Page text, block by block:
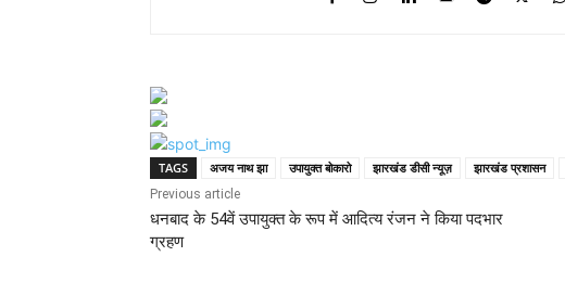
TAGS अजय नाथ झा उपायुक्त बोकारो झारखंड डीसी न्यूज़ झारखंड प्रशासन
Previous article
धनबाद के 54वें उपायुक्त के रूप में आदित्य रंजन ने किया पदभार
ग्रहण